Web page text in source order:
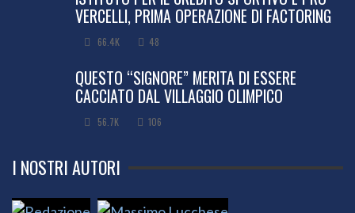
VERCELLI, PRIMA OPERAZIONE DI FACTORING
66.4K 48
QUESTO “SIGNORE” MERITA DI ESSERE
CACCIATO DAL VILLAGGIO OLIMPICO
56.7K 106
I NOSTRI AUTORI